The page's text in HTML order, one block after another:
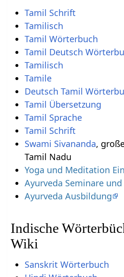
Tamil Schrift
Tamilisch
Tamil Wörterbuch
Tamil Deutsch
Tamilisch
Tamile
Deutsch Tamil
Tamil Übersetzung
Tamil Sprache
Tamil Schrift
Swami Sivananda,
Tamil Nadu
Yoga und Meditation
Ayurveda Seminare
Ayurveda Ausbildung
Indische
Wiki
Sanskrit Wörterbuch